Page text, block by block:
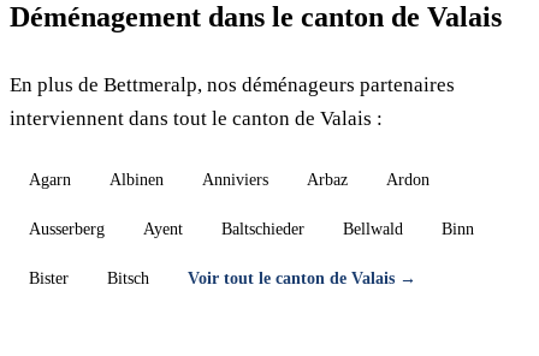
Déménagement dans le canton de Valais
En plus de Bettmeralp, nos déménageurs partenaires
interviennent dans tout le canton de Valais :
Agarn Albinen Anniviers Arbaz Ardon
Ausserberg Ayent Baltschieder Bellwald Binn
Bister Bitsch Voir tout le canton de Valais →